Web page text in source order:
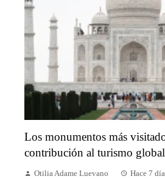
Los monumentos más
contribución al turismo global
Otilia Adame Luevano Hace 7